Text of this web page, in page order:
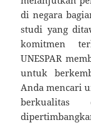
di negara
studi yang
komitmen
UNESPAR
untuk
Anda mencari